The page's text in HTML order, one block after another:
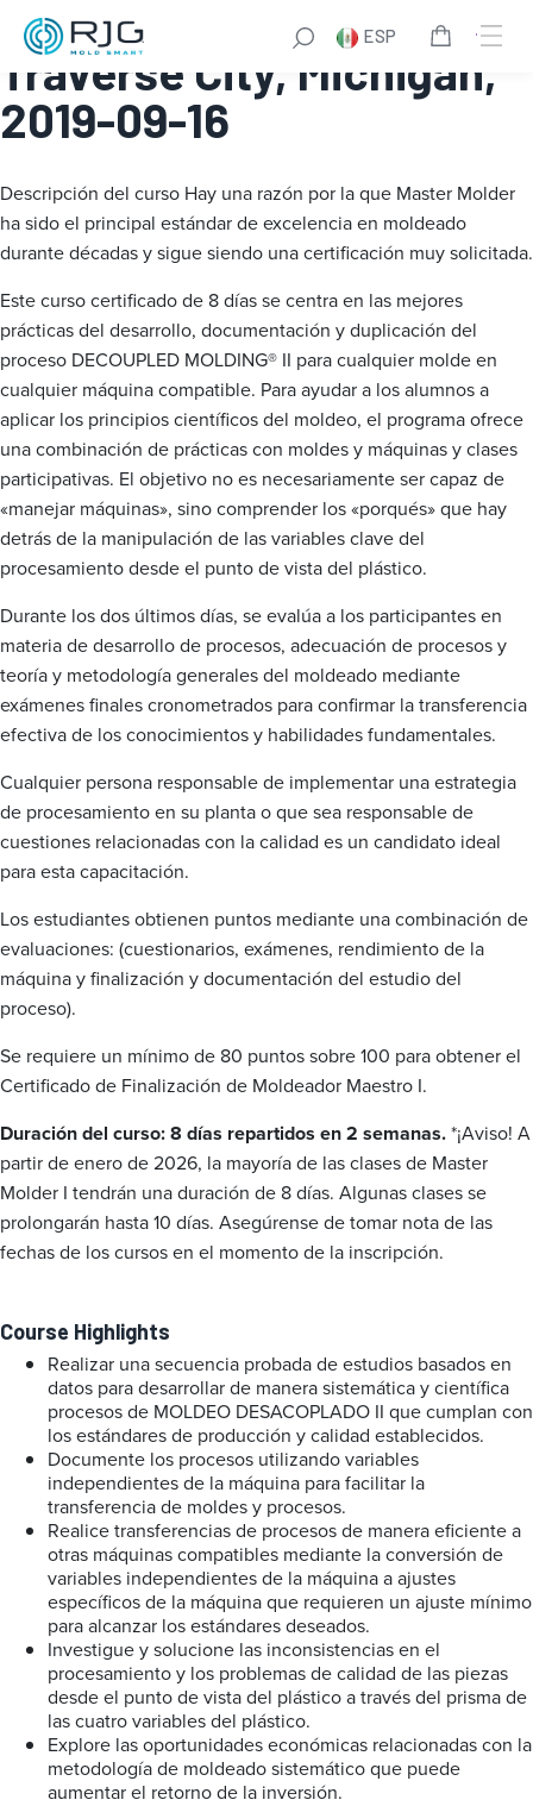
ESP
Master Molder® I:
Traverse City, Michigan,
2019-09-16
Descripción del curso Hay una razón por la que Master Molder
ha sido el principal estándar de excelencia en moldeado
durante décadas y sigue siendo una certificación muy solicitada.
Este curso certificado de 8 días se centra en las mejores
prácticas del desarrollo, documentación y duplicación del
proceso DECOUPLED MOLDING® II para cualquier molde en
cualquier máquina compatible. Para ayudar a los alumnos a
aplicar los principios científicos del moldeo, el programa ofrece
una combinación de prácticas con moldes y máquinas y clases
participativas. El objetivo no es necesariamente ser capaz de
«manejar máquinas», sino comprender los «porqués» que hay
detrás de la manipulación de las variables clave del
procesamiento desde el punto de vista del plástico.
Durante los dos últimos días, se evalúa a los participantes en
materia de desarrollo de procesos, adecuación de procesos y
teoría y metodología generales del moldeado mediante
exámenes finales cronometrados para confirmar la transferencia
efectiva de los conocimientos y habilidades fundamentales.
Cualquier persona responsable de implementar una estrategia
de procesamiento en su planta o que sea responsable de
cuestiones relacionadas con la calidad es un candidato ideal
para esta capacitación.
Los estudiantes obtienen puntos mediante una combinación de
evaluaciones: (cuestionarios, exámenes, rendimiento de la
máquina y finalización y documentación del estudio del
proceso).
Se requiere un mínimo de 80 puntos sobre 100 para obtener el
Certificado de Finalización de Moldeador Maestro I.
Duración del curso: 8 días repartidos en 2 semanas.*¡Aviso! A
partir de enero de 2026, la mayoría de las clases de Master
Molder I tendrán una duración de 8 días. Algunas clases se
prolongarán hasta 10 días. Asegúrense de tomar nota de las
fechas de los cursos en el momento de la inscripción.
Course Highlights
Realizar una secuencia probada de estudios basados en
datos para desarrollar de manera sistemática y científica
procesos de MOLDEO DESACOPLADO II que cumplan con
los estándares de producción y calidad establecidos.
Documente los procesos utilizando variables
independientes de la máquina para facilitar la
transferencia de moldes y procesos.
Realice transferencias de procesos de manera eficiente a
otras máquinas compatibles mediante la conversión de
variables independientes de la máquina a ajustes
específicos de la máquina que requieren un ajuste mínimo
para alcanzar los estándares deseados.
Investigue y solucione las inconsistencias en el
procesamiento y los problemas de calidad de las piezas
desde el punto de vista del plástico a través del prisma de
las cuatro variables del plástico.
Explore las oportunidades económicas relacionadas con la
metodología de moldeado sistemático que puede
aumentar el retorno de la inversión.